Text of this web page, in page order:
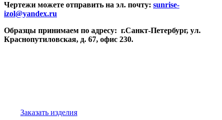
Чертежи можете отправить на эл. почту: sunrise-
izol@yandex.ru
Образцы принимаем по адресу: г.Санкт-Петербург, ул.
Краснопутиловская, д. 67, офис 230.
Заказать изделия